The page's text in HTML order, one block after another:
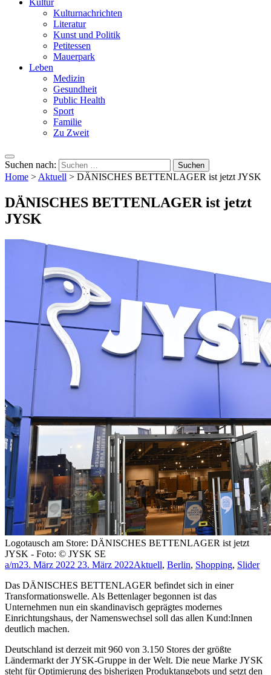
Kultur
Kulturnachrichten
Literatur
Kunst und Politik
Petitessen
Mauerpark
Leben
Medizin
Gesundheit
Public Health
Sport
Familie
Zu Zweit
Suchen nach:
Home >Aktuell > DÄNISCHES BETTENLAGER ist jetzt JYSK
DÄNISCHES BETTENLAGER ist jetzt
JYSK
Logotausch am Store: DÄNISCHES BETTENLAGER ist jetzt
JYSK - Foto: © JYSK SE
a/m23. März 2022 23. März 2022Aktuell, Berlin, Shopping, Slider
Das DÄNISCHES BETTENLAGER befindet sich in einer
Transformationswelle. Als Bettenlager begonnen ist das
Unternehmen nun ein skandinavisch geprägtes modernes
Einrichtungshaus, der Namenswechsel soll das allen Kund:Innen
deutlich machen.
Deutschland ist derzeit mit 960 von 3.150 Stores der größte
Ländermarkt der JYSK-Gruppe in der Welt. Die neue Marke JYSK
steht für Optimierung des bisherigen Produktangebots und setzt den